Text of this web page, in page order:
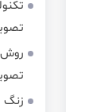
روش
زنگ